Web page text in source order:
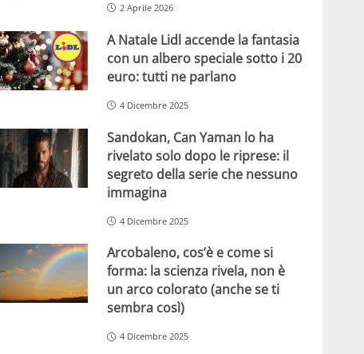
2 Aprile 2026
A Natale Lidl accende la fantasia
con un albero speciale sotto i 20
euro: tutti ne parlano
4 Dicembre 2025
Sandokan, Can Yaman lo ha
rivelato solo dopo le riprese: il
segreto della serie che nessuno
immagina
4 Dicembre 2025
Arcobaleno, cos’è e come si
forma: la scienza rivela, non è
un arco colorato (anche se ti
sembra così)
4 Dicembre 2025